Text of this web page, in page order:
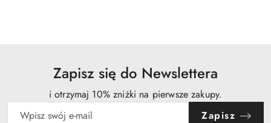
Zapisz się do Newslettera
i otrzymaj 10% zniżki na pierwsze zakupy.
Zapisz